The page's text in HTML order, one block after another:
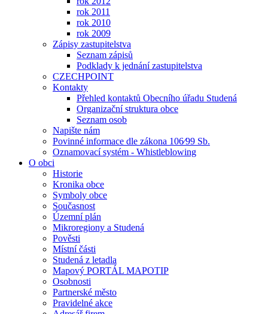
rok 2011
rok 2010
rok 2009
Zápisy zastupitelstva
Seznam zápisů
Podklady k jednání zastupitelstva
CZECHPOINT
Kontakty
Přehled kontaktů Obecního úřadu Studená
Organizační struktura obce
Seznam osob
Napište nám
Povinné informace dle zákona 106⁄99 Sb.
Oznamovací systém - Whistleblowing
O obci
Historie
Kronika obce
Symboly obce
Současnost
Územní plán
Mikroregiony a Studená
Pověsti
Místní části
Studená z letadla
Mapový PORTÁL MAPOTIP
Osobnosti
Partnerské město
Pravidelné akce